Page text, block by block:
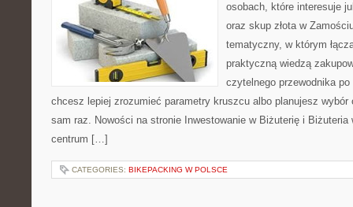
osobach, które interesuje
oraz skup złota w
tematyczny, w którym
praktyczną wiedzą
czytelnego przewodnika
chcesz lepiej zrozumieć parametry kruszcu albo planujesz
sam raz. Nowości na stronie Inwestowanie w Biżuterię i
centrum […]
CATEGORIES: BIKEPACKING W POLSCE